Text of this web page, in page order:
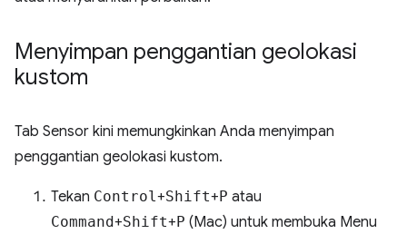
Menyimpan penggantian geolokasi
kustom
Tab Sensor kini memungkinkan Anda menyimpan
penggantian geolokasi kustom.
Tekan Control +Shift+P atau
Command+Shift+P (Mac) untuk membuka Menu